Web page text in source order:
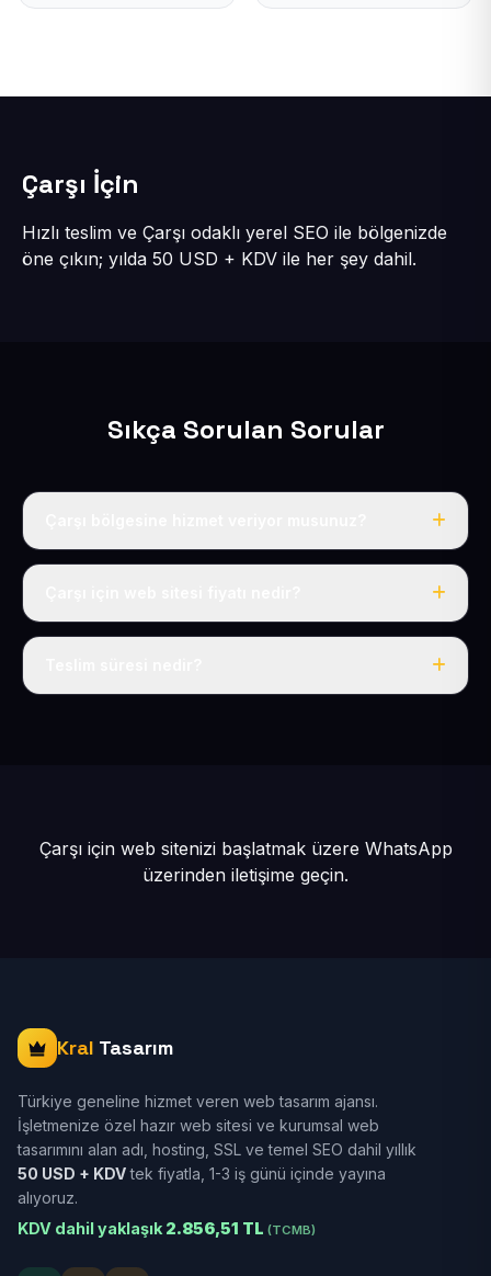
Çarşı İçin
Hızlı teslim ve Çarşı odaklı yerel SEO ile bölgenizde
öne çıkın; yılda 50 USD + KDV ile her şey dahil.
Sıkça Sorulan Sorular
Evet, Çarşı dahil tüm Melikgazi bölgesine eksiksiz
Tek fiyat: yılda 50 USD + KDV, her şey dahil.
Çarşı için web sitenizi başlatmak üzere WhatsApp
üzerinden iletişime geçin.
Kral Tasarım
Türkiye geneline hizmet veren web tasarım ajansı.
İşletmenize özel hazır web sitesi ve kurumsal web
tasarımını alan adı, hosting, SSL ve temel SEO dahil yıllık
50 USD + KDVtek fiyatla, 1-3 iş günü içinde yayına
alıyoruz.
KDV dahil yaklaşık 2.856,51 TL (TCMB)